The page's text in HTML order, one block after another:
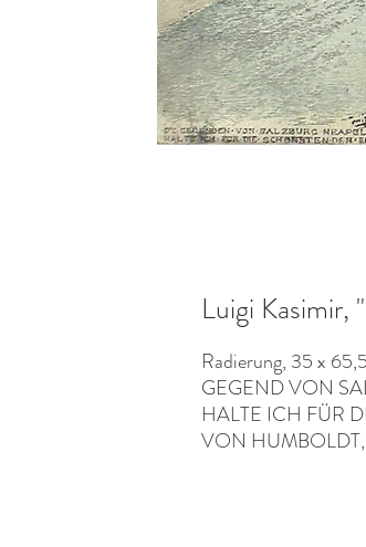
Luigi Kasimir,
Radierung, 35 x
GEGEND VON
HALTE ICH FÜR
VON HUMBOLDT,